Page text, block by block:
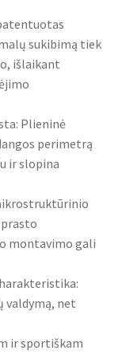
sukibimą tiek
išlaikant
Plieninė
perimetrą
ir slopina
montavimo gali
valdymą, net
ir sportiškam